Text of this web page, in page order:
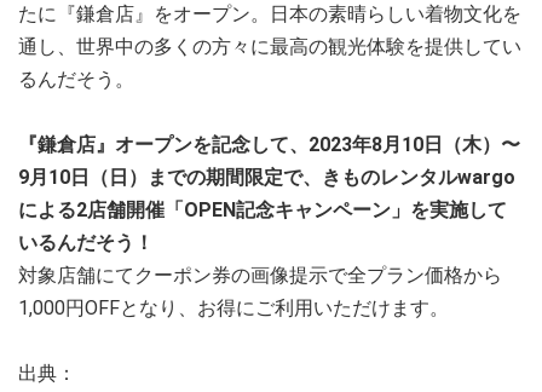
たに『鎌倉店』をオープン。日本の素晴らしい着物文化を
通し、世界中の多くの方々に最高の観光体験を提供してい
るんだそう。
『鎌倉店』オープンを記念して、2023年8月10日（木）〜
9月10日（日）までの期間限定で、きものレンタルwargo
による2店舗開催「OPEN記念キャンペーン」を実施して
いるんだそう！
対象店舗にてクーポン券の画像提示で全プラン価格から
1,000円OFFとなり、お得にご利用いただけます。
出典：